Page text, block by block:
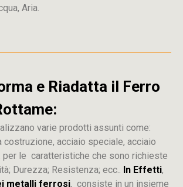
Aria.
e Riadatta il Ferro
varie prodotti assunti come:
costruzione, acciaio speciale, acciaio
per le caratteristiche che sono richieste
Durezza; Resistenza; ecc.. In Effetti,
metalli ferrosi, consiste in un insieme